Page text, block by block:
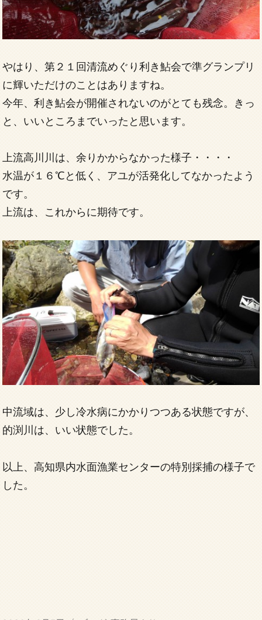
やはり、第２１回清流めぐり利き鮎会で準グランプリ
に輝いただけのことはありますね。
今年、利き鮎会が開催されないのがとても残念。きっ
と、いいところまでいったと思います。
上流高川川は、余りかからなかった様子・・・・
水温が１６℃と低く、アユが活発化してなかったよう
です。
上流は、これからに期待です。
中流域は、少し冷水病にかかりつつある状態ですが、
的渕川は、いい状態でした。
以上、高知県内水面漁業センターの特別採捕の様子で
した。